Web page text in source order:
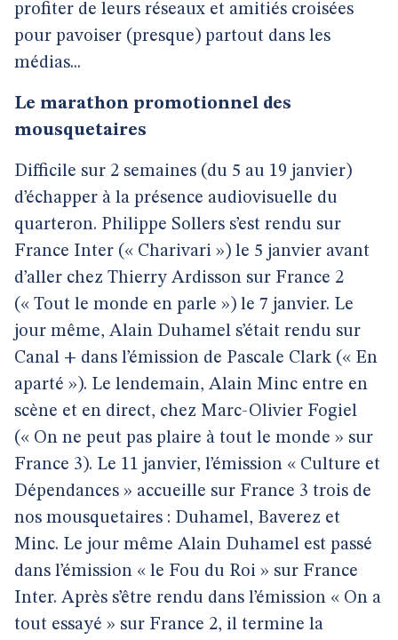
profiter de leurs réseaux et amitiés croisées
pour pavoiser (presque) partout dans les
médias...
Le marathon promotionnel des
mousquetaires
Difficile sur 2 semaines (du 5 au 19 janvier)
d’échapper à la présence audiovisuelle du
quarteron. Philippe Sollers s’est rendu sur
France Inter (« Charivari ») le 5 janvier avant
d’aller chez Thierry Ardisson sur France 2
(« Tout le monde en parle ») le 7 janvier. Le
jour même, Alain Duhamel s’était rendu sur
Canal + dans l’émission de Pascale Clark (« En
aparté »). Le lendemain, Alain Minc entre en
scène et en direct, chez Marc-Olivier Fogiel
(« On ne peut pas plaire à tout le monde » sur
France 3). Le 11 janvier, l’émission « Culture et
Dépendances » accueille sur France 3 trois de
nos mousquetaires : Duhamel, Baverez et
Minc. Le jour même Alain Duhamel est passé
dans l’émission « le Fou du Roi » sur France
Inter. Après s’être rendu dans l’émission « On a
tout essayé » sur France 2, il termine la